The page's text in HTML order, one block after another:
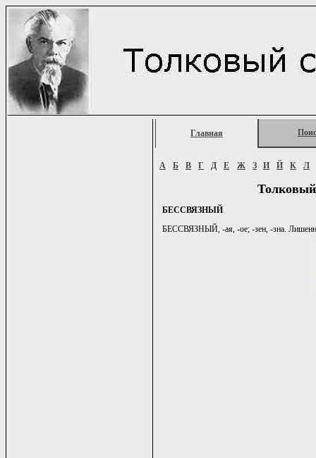
Главная
А Б В Г Д Е Ж З И Й К Л
БЕССВЯЗНЫЙ
БЕССВЯЗНЫЙ, -ая, -ое; -зен, -зна.